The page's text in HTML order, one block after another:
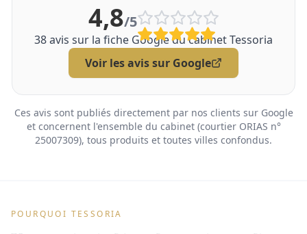
4,8/5
38avis sur la fiche Google du cabinet Tessoria
Voir les avis sur Google
Ces avis sont publiés directement par nos clients sur Google
et concernent l'ensemble du cabinet (courtier ORIAS n°
25007309), tous produits et toutes villes confondus.
POURQUOI TESSORIA